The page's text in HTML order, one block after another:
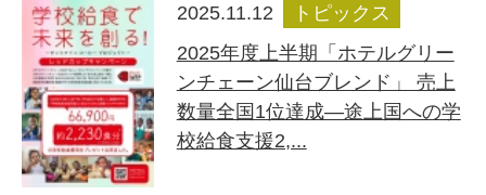
2025.11.12
トピックス
2025年度上半期「ホテルグリー
ンチェーン仙台ブレンド」 売上
数量全国1位達成―途上国への学
校給食支援2,...